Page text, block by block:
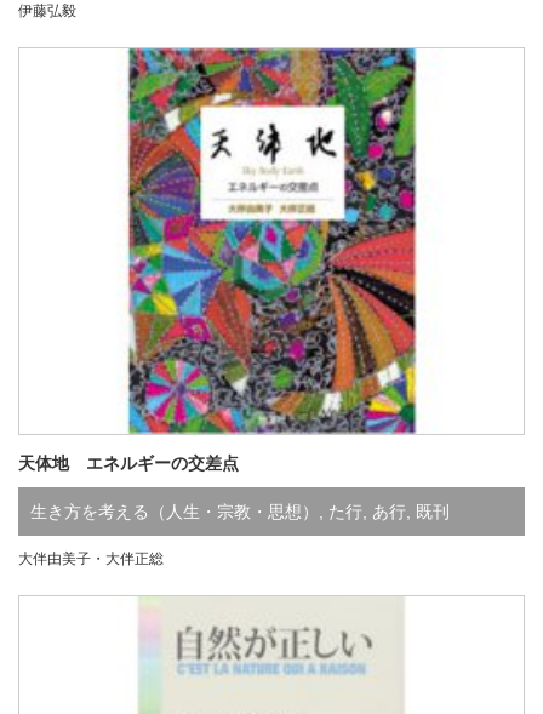
伊藤弘毅
天体地 エネルギーの交差点
生き方を考える（人生・宗教・思想） , た行, あ行, 既刊
大伴由美子・大伴正総